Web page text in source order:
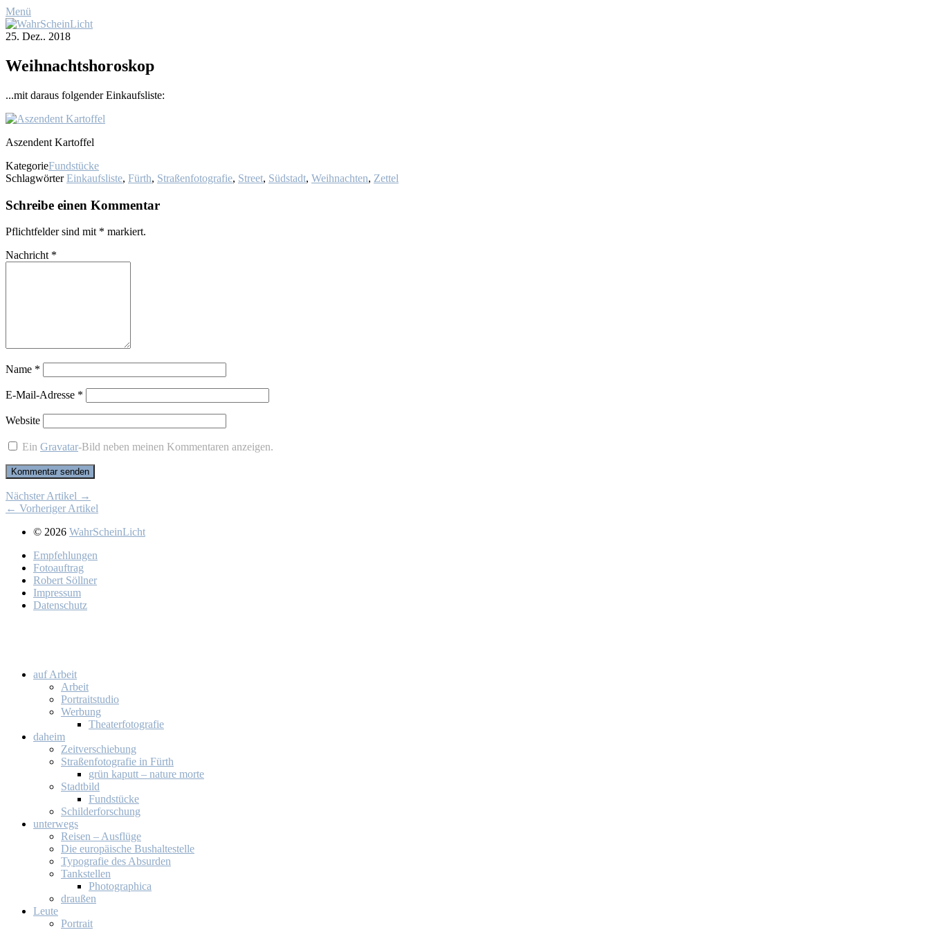
Menü
25. Dez.. 2018
Weih­nachts­ho­ro­skop
...mit dar­aus fol­gen­der Ein­kaufs­lis­te:
Aszen­dent Kar­tof­fel
KategorieFundstücke
Schlagwörter Einkaufsliste, Fürth, Straßenfotografie, Street, Südstadt, Weihnachten, Zettel
Schreibe einen Kommentar
Pflichtfelder sind mit * markiert.
Nachricht *
Name *
E-Mail-Adresse *
Website
EinGravatar-Bild neben meinen Kommentaren anzeigen.
Nächster Artikel →
← Vorheriger Artikel
© 2026 WahrScheinLicht
Emp­feh­lun­gen
Fo­to­auf­trag
Ro­bert Söll­ner
Im­pres­sum
Da­ten­schutz
auf Ar­beit
Ar­beit
Por­trait­stu­dio
Wer­bung
Thea­ter­fo­to­gra­fie
da­heim
Zeit­ver­schie­bung
Stra­ßen­fo­to­gra­fie in Fürth
grün ka­putt – na­tu­re mor­te
Stadt­bild
Fund­stü­cke
Schil­der­for­schung
un­ter­wegs
Rei­sen – Aus­flü­ge
Die eu­ro­päi­sche Bus­hal­te­stel­le
Ty­po­gra­fie des Ab­sur­den
Tank­stel­len
Pho­to­gra­phi­ca
drau­ßen
Leu­te
Por­trait